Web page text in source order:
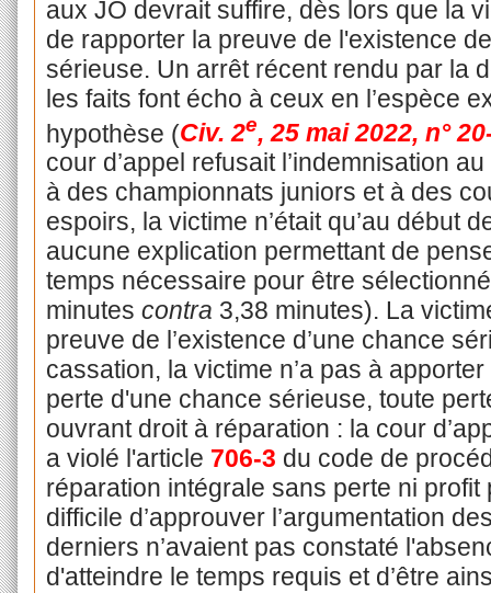
aux JO devrait suffire, dès lors que la
de rapporter la preuve de l'existence
sérieuse. Un arrêt récent rendu par la
les faits font écho à ceux en l’espèce
hypothèse (Civ. 2e, 25 mai 2022, n°
cour d’appel refusait l’indemnisation
à des championnats juniors et à des
espoirs, la victime n’était qu’au début
aucune explication permettant de
temps nécessaire pour être
minutes contra 3,38 minutes). La
preuve de l’existence d’une chance
cassation, la victime n’a pas à
perte d'une chance sérieuse, toute
ouvrant droit à réparation : la cour
a violé l'article 706-3 du code de
réparation intégrale sans perte ni profit
difficile d’approuver l’argumentation
derniers n’avaient pas constaté
d'atteindre le temps requis et d’être